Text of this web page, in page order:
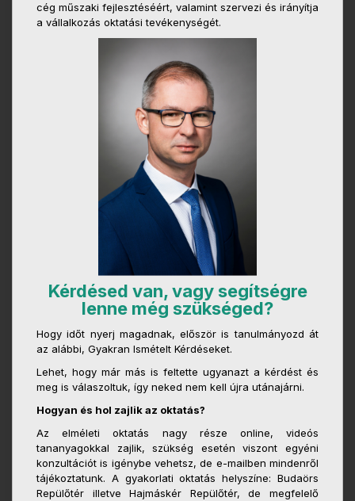
cég műszaki fejlesztéséért, valamint szervezi és irányítja
a vállalkozás oktatási tevékenységét.
Kérdésed van, vagy segítségre
lenne még szükséged?
Hogy időt nyerj magadnak, először is tanulmányozd át
az alábbi, Gyakran Ismételt Kérdéseket.
Lehet, hogy már más is feltette ugyanazt a kérdést és
meg is válaszoltuk, így neked nem kell újra utánajárni.
Hogyan és hol zajlik az oktatás?
Az elméleti oktatás nagy része online, videós
tananyagokkal zajlik, szükség esetén viszont egyéni
konzultációt is igénybe vehetsz, de e-mailben mindenről
tájékoztatunk. A gyakorlati oktatás helyszíne: Budaörs
Repülőtér illetve Hajmáskér Repülőtér, de megfelelő